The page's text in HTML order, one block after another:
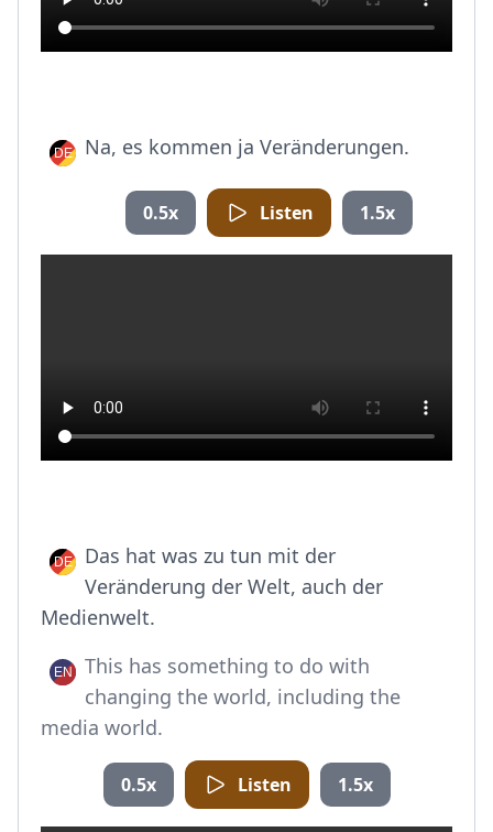
Na, es kommen ja Veränderungen.
0.5x Listen 1.5x
Das hat was zu tun mit der
Veränderung der Welt, auch der
Medienwelt.
This has something to do with
changing the world, including the
media world.
0.5x Listen 1.5x